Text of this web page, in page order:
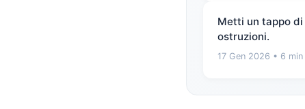
Metti un tappo
ostruzioni.
17 Gen 2026 • 6